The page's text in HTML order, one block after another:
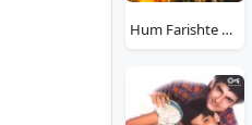
Hum Farishte Nahin